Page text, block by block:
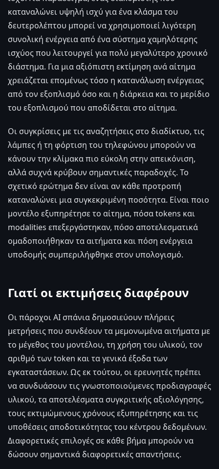
καταναλώνει υψηλή ισχύ για ένα κλάσμα του
δευτερολέπτου μπορεί να χρησιμοποιεί λιγότερη
συνολική ενέργεια από ένα σύστημα χαμηλότερης
ισχύος που λειτουργεί για πολύ μεγαλύτερο χρονικό
διάστημα. Για μια αξιόπιστη εκτίμηση ανά αίτημα
χρειάζεται επομένως τόσο η κατανάλωση ενέργειας
από τον εξοπλισμό όσο και η διάρκεια και το μερίδιο
του εξοπλισμού που αποδίδεται στο αίτημα.
Οι συγκρίσεις με τις αναζητήσεις στο διαδίκτυο, τις
λάμπες ή τη φόρτιση του τηλεφώνου μπορούν να
κάνουν την κλίμακα πιο εύκολη στην απεικόνιση,
αλλά συχνά κρύβουν σημαντικές παραδοχές. Το
σχετικό ερώτημα δεν είναι αν κάθε προτροπή
καταναλώνει μια συγκεκριμένη ποσότητα. Είναι ποιο
μοντέλο εξυπηρέτησε το αίτημα, πόσα tokens και
modalities επεξεργάστηκαν, πόσο αποτελεσματικά
ομαδοποιήθηκαν τα αιτήματα και πόση ενέργεια
υποδομής συμπεριλήφθηκε στον υπολογισμό.
Γιατί οι εκτιμήσεις διαφέρουν
Οι πάροχοι AI σπάνια δημοσιεύουν πλήρεις
μετρήσεις που συνδέουν τα μεμονωμένα αιτήματα με
το μέγεθος του μοντέλου, τη χρήση του υλικού, τον
αριθμό των token και τα γενικά έξοδα των
εγκαταστάσεων. Ως εκ τούτου, οι ερευνητές πρέπει
να συνδυάσουν τις γνωστοποιούμενες προδιαγραφές
υλικού, τα αποτελέσματα συγκριτικής αξιολόγησης,
τους εκτιμώμενους χρόνους εξυπηρέτησης και τις
υποθέσεις αποδοτικότητας του κέντρου δεδομένων.
Διαφορετικές επιλογές σε κάθε βήμα μπορούν να
δώσουν σημαντικά διαφορετικές απαντήσεις.